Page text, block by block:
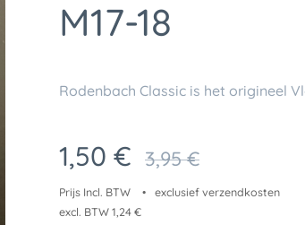
M17-18
Rodenbach Classic is het origineel
1,50 € 3,95€
Prijs Incl. BTW
exclusief verzendkosten
excl. BTW 1,24 €